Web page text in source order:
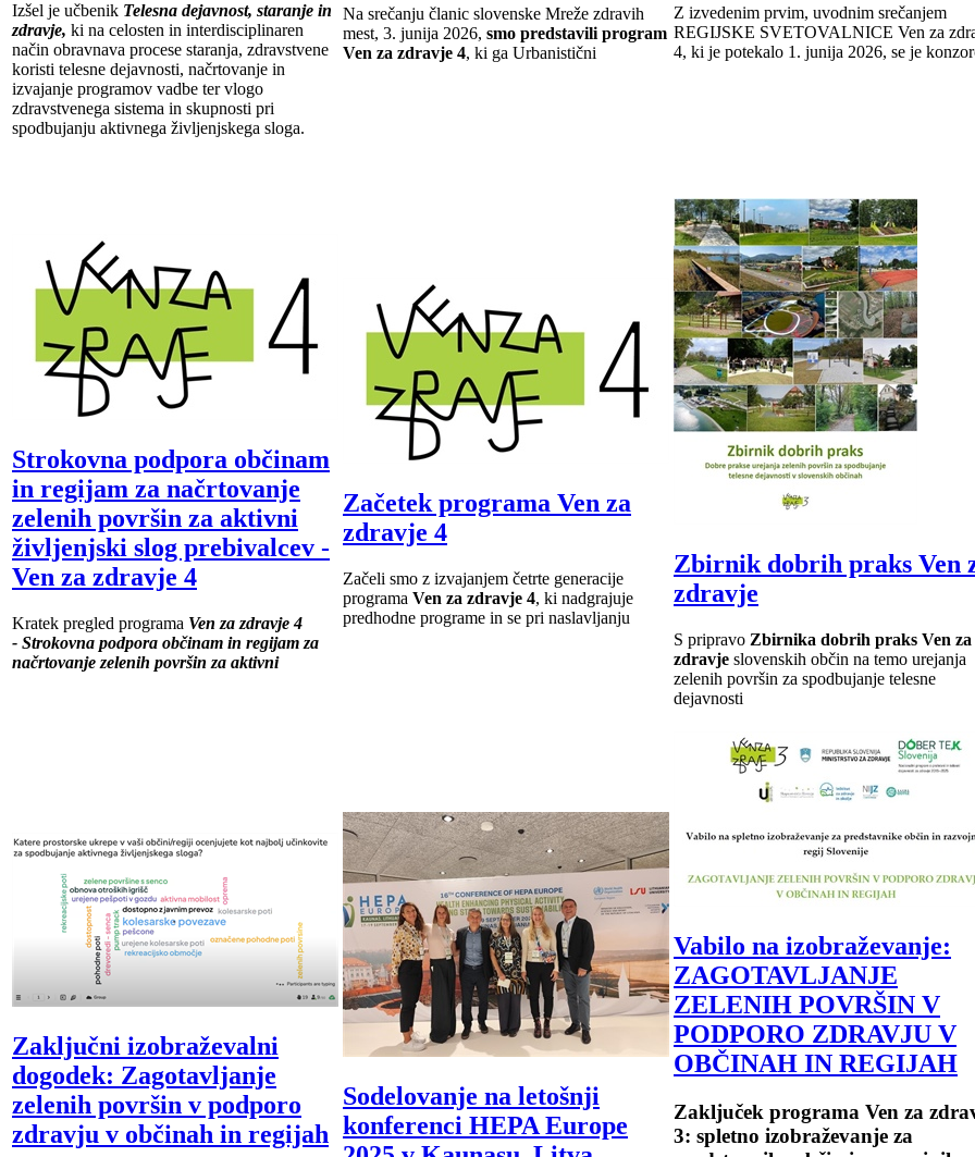
Izšel je učbenik Telesna dejavnost, staranje in
zdravje, ki na celosten in interdisciplinaren
način obravnava procese staranja, zdravstvene
koristi telesne dejavnosti, načrtovanje in
izvajanje programov vadbe ter vlogo
zdravstvenega sistema in skupnosti pri
spodbujanju aktivnega življenjskega sloga.
Na srečanju članic slovenske Mreže zdravih
mest, 3. junija 2026, smo predstavili program
Ven za zdravje 4, ki ga Urbanistični
Z izvedenim prvim, uvodnim srečanjem
REGIJSKE SVETOVALNICE Ven za
4, ki je potekalo 1. junija 2026, se je
Strokovna podpora občinam
in regijam za načrtovanje
zelenih površin za aktivni
življenjski slog prebivalcev -
Ven za zdravje 4
Kratek pregled programa Ven za zdravje 4
- Strokovna podpora občinam in regijam za
načrtovanje zelenih površin za aktivni
Začetek programa Ven za
zdravje 4
Začeli smo z izvajanjem četrte generacije
programa Ven za zdravje 4, ki nadgrajuje
predhodne programe in se pri naslavljanju
Zbirnik dobrih praks Ven
zdravje
S pripravo Zbirnika dobrih praks Ven za
zdravje slovenskih občin na temo urejanja
zelenih površin za spodbujanje telesne
dejavnosti
Zaključni izobraževalni
dogodek: Zagotavljanje
zelenih površin v podporo
zdravju v občinah in regijah
Sodelovanje na letošnji
konferenci HEPA Europe
Vabilo na izobraževanje:
ZAGOTAVLJANJE
ZELENIH POVRŠIN V
PODPORO ZDRAVJU V
OBČINAH IN REGIJAH
Zaključek programa Ven za
3: spletno izobraževanje za